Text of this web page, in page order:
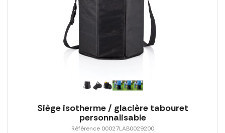
Siège isotherme / glacière tabouret
personnalisable
Référence 00027LAB0029200